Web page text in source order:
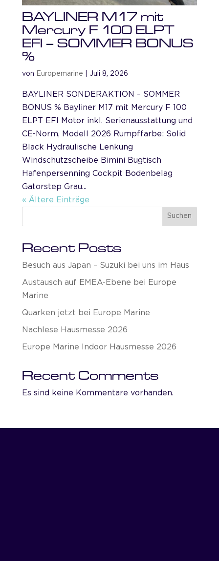
BAYLINER M17 mit
Mercury F 100 ELPT
EFI – SOMMER BONUS
%
von Europemarine Juli 8, 2026
BAYLINER SONDERAKTION – SOMMER
BONUS % Bayliner M17 mit Mercury F 100
ELPT EFI Motor inkl. Serienausstattung und
CE-Norm, Modell 2026 Rumpffarbe: Solid
Black Hydraulische Lenkung
Windschutzscheibe Bimini Bugtisch
Hafenpersenning Cockpit Bodenbelag
Gatorstep Grau...
« Ältere Einträge
Suchen
Recent Posts
Besuch aus Japan – Suzuki bei uns im Haus
Austausch auf EMEA-Ebene bei Europe
Marine
Quarken jetzt bei Europe Marine
Nachlese Hausmesse 2026
Europe Marine Indoor Hausmesse 2026
Recent Comments
Es sind keine Kommentare vorhanden.